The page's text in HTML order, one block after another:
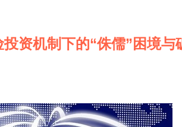
资机制下的“侏儒”困境与